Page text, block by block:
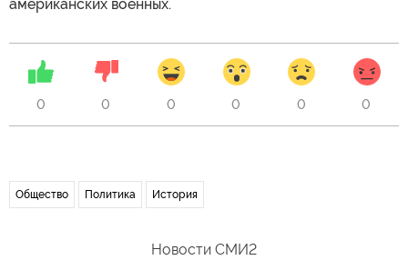
американских военных.
0 0 0 0 0 0
Общество Политика История
Новости СМИ2